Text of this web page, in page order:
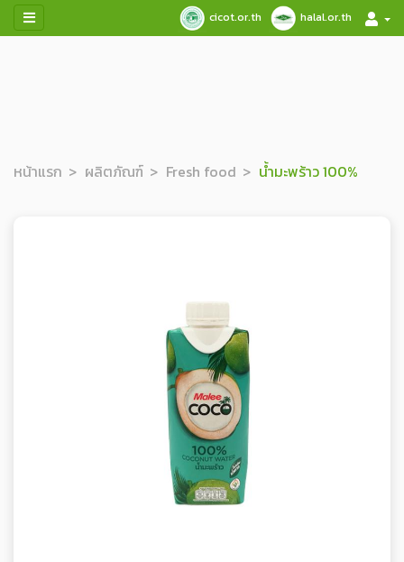
cicot.or.th halal.or.th
หน้าแรก ผลิตภัณฑ์ Fresh food น้ำมะพร้าว 100%